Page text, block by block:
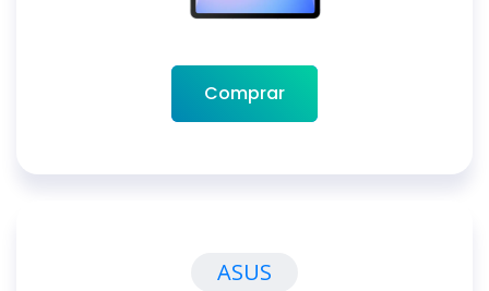
Comprar
ASUS